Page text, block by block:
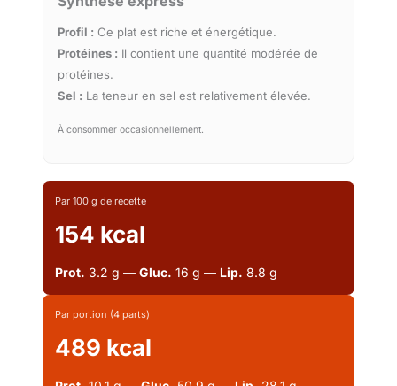
Profil : Ce plat est riche et énergétique.
Protéines : Il contient une quantité modérée de
protéines.
Sel : La teneur en sel est relativement élevée.
À consommer occasionnellement.
Par 100 g de recette
154 kcal
Prot. 3.2 g — Gluc. 16 g — Lip. 8.8 g
Par portion (4 parts)
489 kcal